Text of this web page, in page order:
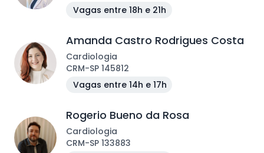
Vagas entre 18h e 21h
Amanda Castro Rodrigues Costa
Cardiologia
CRM-SP 145812
Vagas entre 14h e 17h
Rogerio Bueno da Rosa
Cardiologia
CRM-SP 133883